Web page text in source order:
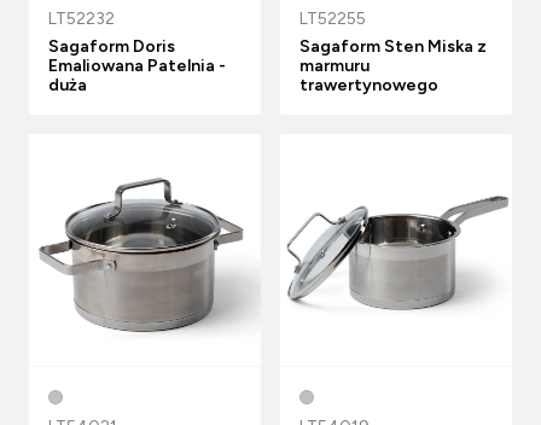
LT52232
Sagaform Doris
Emaliowana Patelnia -
duża
LT52255
Sagaform Sten Miska z
marmuru
trawertynowego